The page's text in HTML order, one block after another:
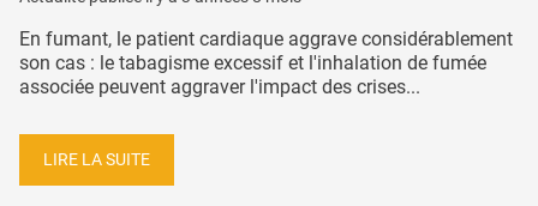
En fumant, le patient cardiaque aggrave considérablement
son cas : le tabagisme excessif et l'inhalation de fumée
associée peuvent aggraver l'impact des crises...
LIRE LA SUITE